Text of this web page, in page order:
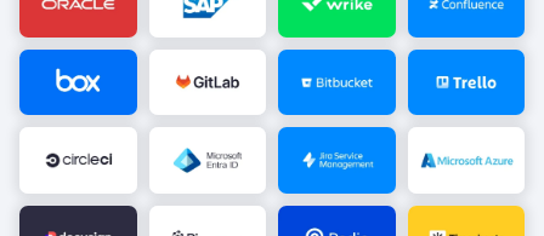
Image Image Image Image
Image Image Image Image
Image Image Image Image